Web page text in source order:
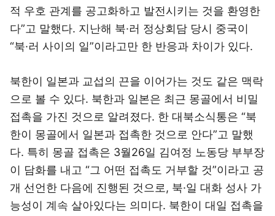
적 우호 관계를 공고화하고 발전시키는 것을 환영한
다”고 말했다. 지난해 북·러 정상회담 당시 중국이
“북·러 사이의 일”이라고만 한 반응과 차이가 있다.
북한이 일본과 교섭의 끈을 이어가는 것도 같은 맥락
으로 볼 수 있다. 북한과 일본은 최근 몽골에서 비밀
접촉을 가진 것으로 알려졌다. 한 대북소식통은 “북
한이 몽골에서 일본과 접촉한 것으로 안다”고 말했
다. 특히 몽골 접촉은 3월26일 김여정 노동당 부부장
이 담화를 내고 “그 어떤 접촉도 거부할 것”이라고 공
개 선언한 다음에 진행된 것으로, 북·일 대화 성사 가
능성이 계속 살아있다는 의미다. 북한이 대일 접촉을